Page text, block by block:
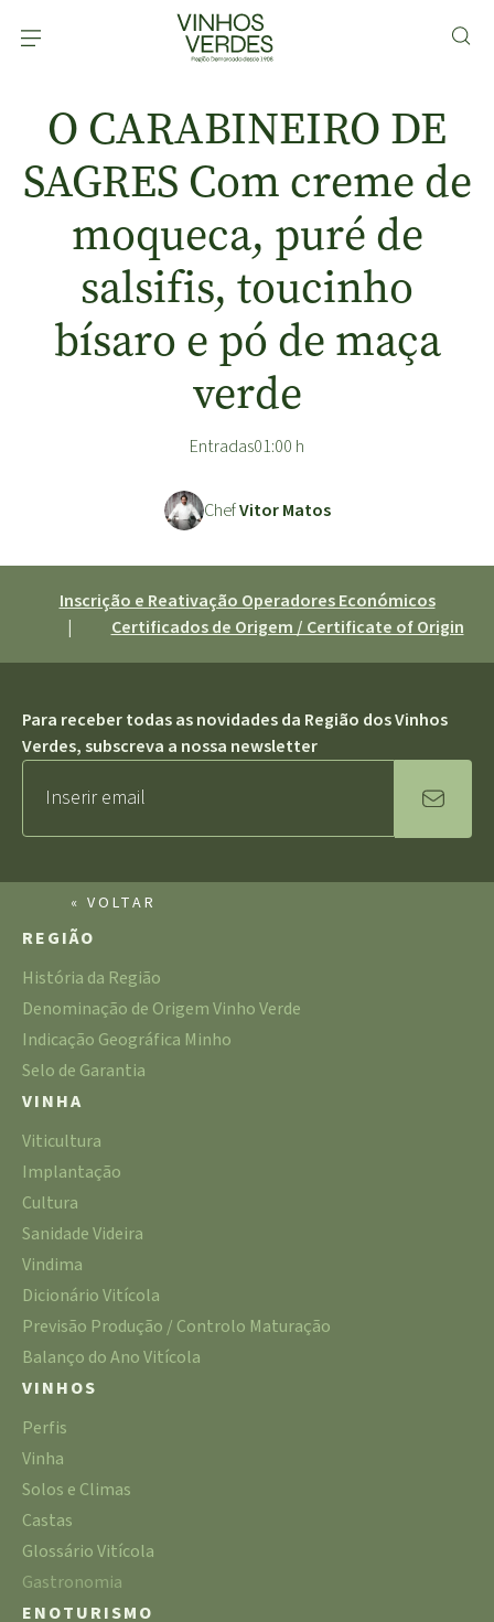
O CARABINEIRO DE
SAGRES Com creme de
moqueca, puré de
salsifis, toucinho
bísaro e pó de maça
verde
Entradas01:00 h
ChefVitor Matos
Inscrição e Reativação Operadores Económicos
|
Certificados de Origem / Certificate of Origin
Para receber todas as novidades da Região dos Vinhos
Verdes, subscreva a nossa newsletter
« VOLTAR
REGIÃO
História da Região
Denominação de Origem Vinho Verde
Indicação Geográfica Minho
Selo de Garantia
VINHA
Viticultura
Implantação
Cultura
Sanidade Videira
Vindima
Dicionário Vitícola
Previsão Produção / Controlo Maturação
Balanço do Ano Vitícola
VINHOS
Perfis
Vinha
Solos e Climas
Castas
Glossário Vitícola
Gastronomia
ENOTURISMO